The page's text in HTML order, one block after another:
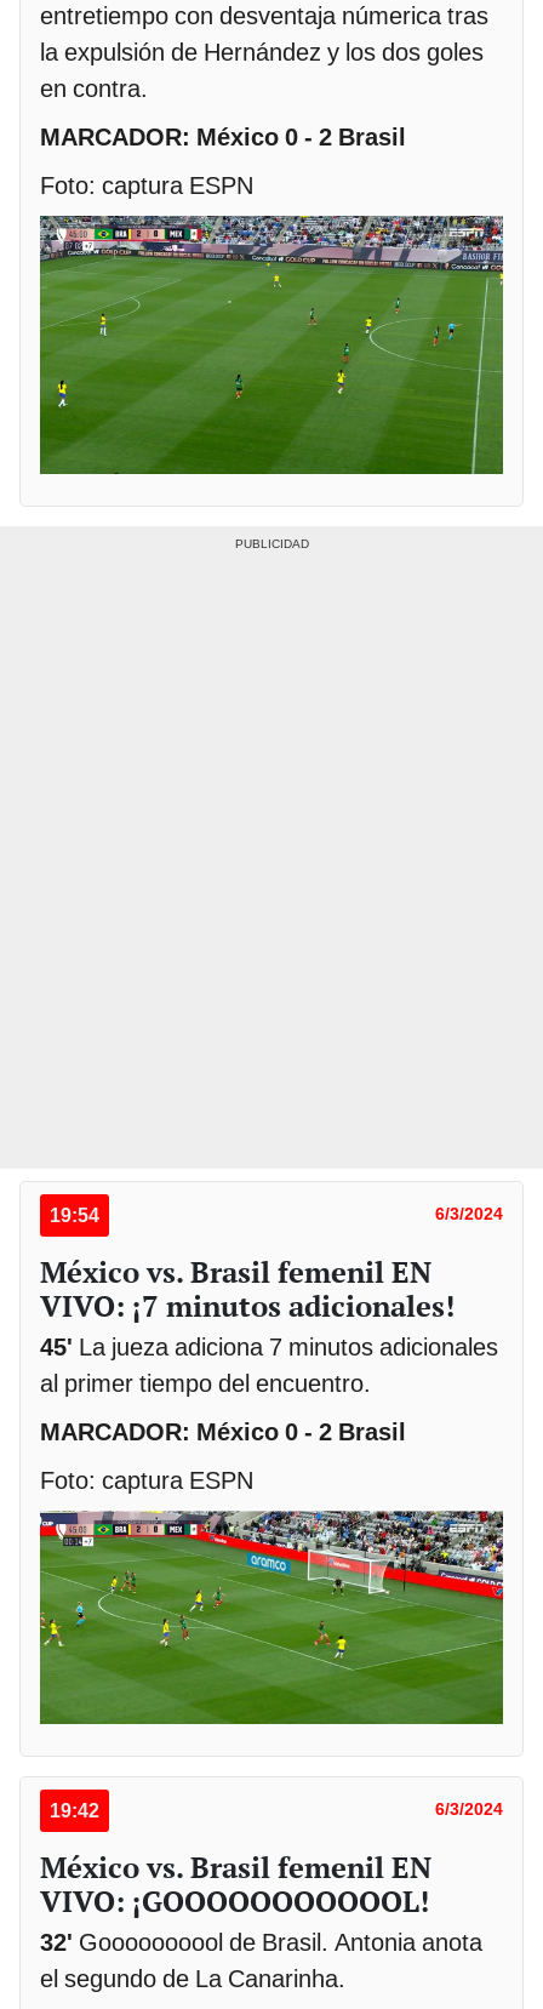
entretiempo con desventaja númerica tras
la expulsión de Hernández y los dos goles
en contra.
MARCADOR: México 0 - 2 Brasil
Foto: captura ESPN
19:54 6/3/2024
México vs. Brasil femenil EN
VIVO: ¡7 minutos adicionales!
45' La jueza adiciona 7 minutos adicionales
al primer tiempo del encuentro.
MARCADOR: México 0 - 2 Brasil
Foto: captura ESPN
19:42 6/3/2024
México vs. Brasil femenil EN
VIVO: ¡GOOOOOOOOOOOL!
32' Goooooooool de Brasil. Antonia anota
el segundo de La Canarinha.